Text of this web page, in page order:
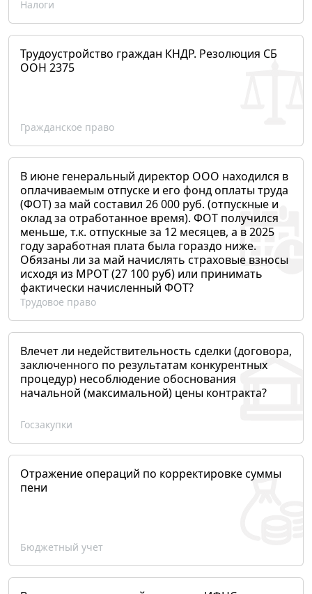
Налоги
Трудоустройство граждан КНДР. Резолюция СБ
ООН 2375
Гражданское право
В июне генеральный директор ООО находился в
оплачиваемым отпуске и его фонд оплаты труда
(ФОТ) за май составил 26 000 руб. (отпускные и
оклад за отработанное время). ФОТ получился
меньше, т.к. отпускные за 12 месяцев, а в 2025
году заработная плата была гораздо ниже.
Обязаны ли за май начислять страховые взносы
исходя из МРОТ (27 100 руб) или принимать
фактически начисленный ФОТ?
Трудовое право
Влечет ли недействительность сделки (договора,
заключенного по результатам конкурентных
процедур) несоблюдение обоснования
начальной (максимальной) цены контракта?
Госзакупки
Отражение операций по корректировке суммы
пени
Бюджетный учет